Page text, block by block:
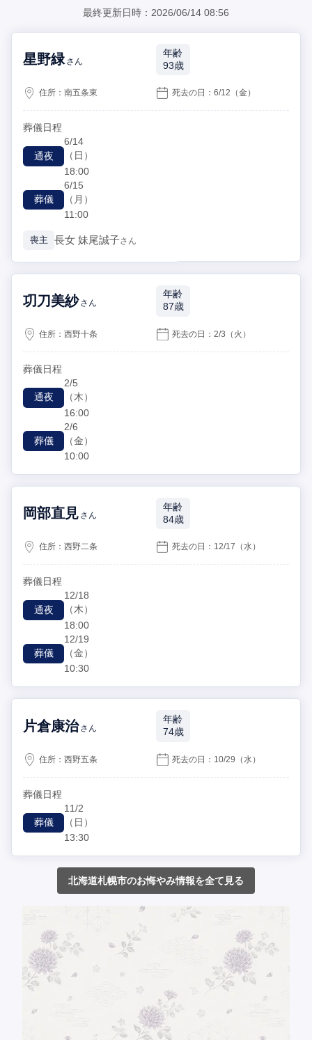
最終更新日時：2026/06/14 08:56
星野緑 さん
年齢
93歳
住所：南五条東 死去の日：6/12 （金）
葬儀日程
通夜
6/14
（日）
18:00
葬儀
6/15
（月）
11:00
喪主 長女 妹尾誠子さん
㓛刀美紗 さん
年齢
87歳
住所：西野十条 死去の日：2/3 （火）
葬儀日程
通夜
2/5
（木）
16:00
葬儀
2/6
（金）
10:00
岡部直見 さん
年齢
84歳
住所：西野二条 死去の日： 12/17 （水）
葬儀日程
通夜
12/18
（木）
18:00
葬儀
12/19
（金）
10:30
片倉康治 さん
年齢
74歳
住所：西野五条 死去の日： 10/29 （水）
葬儀日程
葬儀
11/2
（日）
13:30
北海道札幌市のお悔やみ情報を全て見る